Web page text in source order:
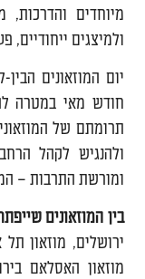
מיוחדים
ולמיצגים ייחודיים,
יום המוזאונים
חודש מאי במטרה
תרומתם של
ולהנגיש לקהל
ומורשת התרבות –
בין המוזאונים
ירושלים, מוזאון
מוזאון האסלאם